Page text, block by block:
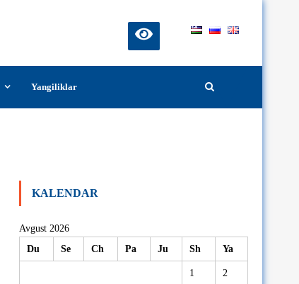
Yangiliklar
KALENDAR
Avgust 2026
Du
Se Ch Pa Ju Sh Ya
1 2